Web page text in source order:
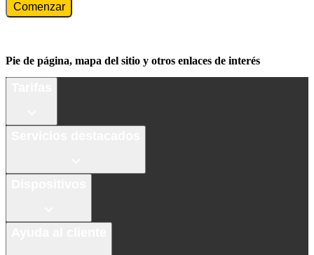
Comenzar
Pie de página, mapa del sitio y otros enlaces de interés